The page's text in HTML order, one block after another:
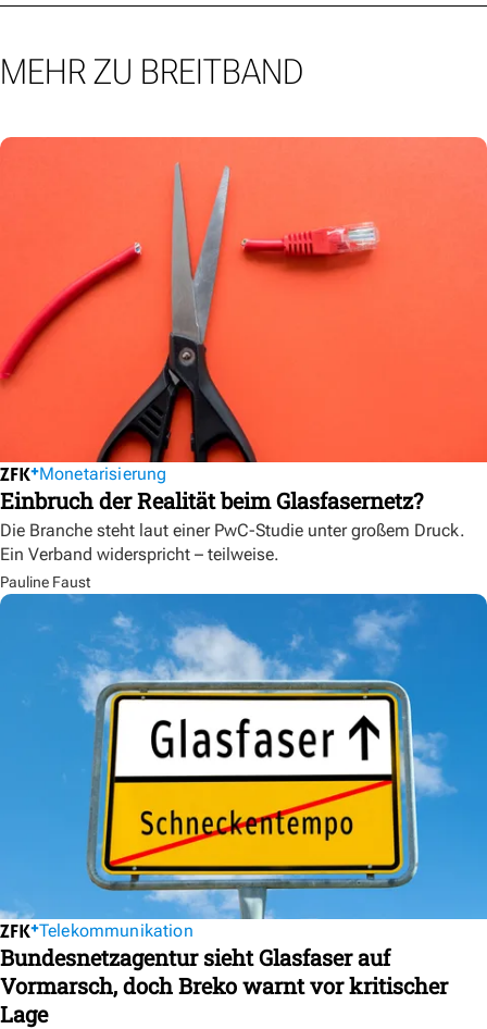
MEHR ZU BREITBAND
Monetarisierung
Einbruch der Realität beim Glasfasernetz?
Die Branche steht laut einer PwC-Studie unter großem Druck.
Ein Verband widerspricht – teilweise.
Pauline Faust
Telekommunikation
Bundesnetzagentur sieht Glasfaser auf
Vormarsch, doch Breko warnt vor kritischer
Lage